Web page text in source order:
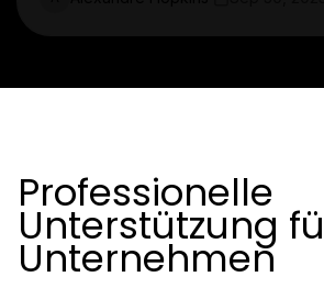
Professionelle
Unterstützung
Unternehmen